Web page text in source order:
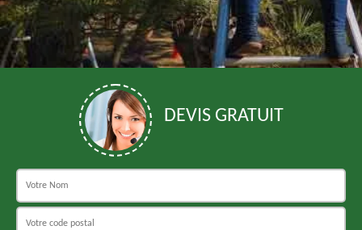
DEVIS GRATUIT